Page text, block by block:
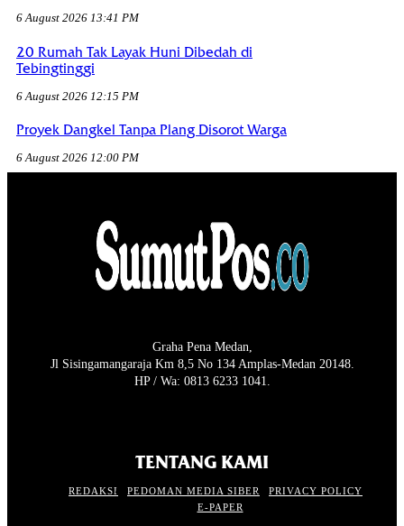
6 August 2026 13:41 PM
20 Rumah Tak Layak Huni Dibedah di
Tebingtinggi
6 August 2026 12:15 PM
Proyek Dangkel Tanpa Plang Disorot Warga
6 August 2026 12:00 PM
Graha Pena Medan,
Jl Sisingamangaraja Km 8,5 No 134 Amplas-Medan 20148.
HP / Wa: 0813 6233 1041.
TENTANG KAMI
REDAKSI PEDOMAN MEDIA SIBER
PRIVACY POLICY
E-PAPER